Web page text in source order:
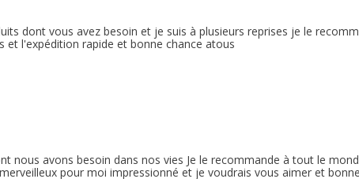
dont vous avez besoin et je suis à plusieurs reprises je le
et l'expédition rapide et bonne chance atous
nous avons besoin dans nos vies Je le recommande à tout le
pour moi impressionné et je voudrais vous aimer et